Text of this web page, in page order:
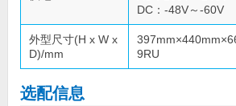
DC：-48V～-60V
外型尺寸(H x W x
D)/mm
9RU
选配信息